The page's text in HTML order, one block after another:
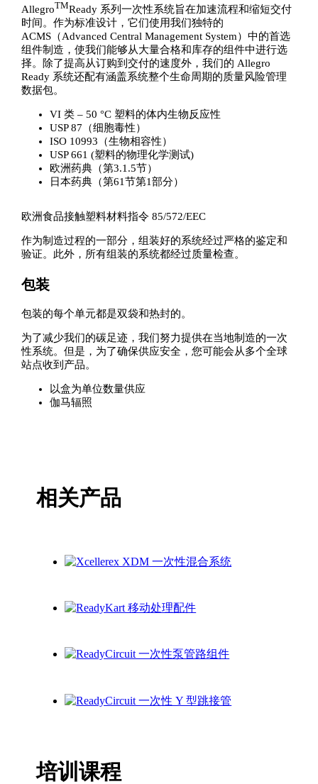
AllegroTMReady 系列一次性系统旨在加速流程和缩短交付
时间。作为标准设计，它们使用我们独特的
ACMS（Advanced Central Management System）中的首选
组件制造，使我们能够从大量合格和库存的组件中进行选
择。除了提高从订购到交付的速度外，我们的 Allegro
Ready 系统还配有涵盖系统整个生命周期的质量风险管理
数据包。
VI 类 – 50 °C 塑料的体内生物反应性
USP 87（细胞毒性）
ISO 10993（生物相容性）
USP 661 (塑料的物理化学测试)
欧洲药典（第3.1.5节）
日本药典（第61节第1部分）
欧洲食品接触塑料材料指令 85/572/EEC
作为制造过程的一部分，组装好的系统经过严格的鉴定和
验证。此外，所有组装的系统都经过质量检查。
包装
包装的每个单元都是双袋和热封的。
为了减少我们的碳足迹，我们努力提供在当地制造的一次
性系统。但是，为了确保供应安全，您可能会从多个全球
站点收到产品。
以盒为单位数量供应
伽马辐照
相关产品
培训课程